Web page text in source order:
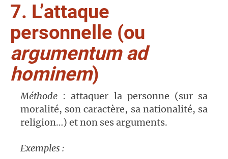
7. L’attaque
personnelle (ou
argumentum ad
hominem)
Méthode : attaquer la personne (sur sa
moralité, son caractère, sa nationalité, sa
religion…) et non ses arguments.
Exemples :